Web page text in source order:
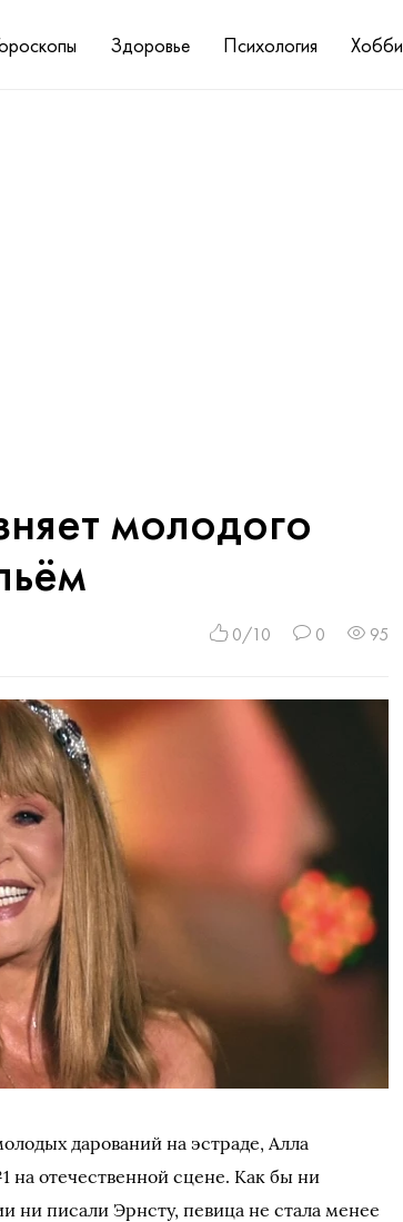
Здоровье Психология Хобби
молодого
0/10 0 95
дарований на эстраде, Алла
на отечественной сцене. Как бы ни
ни писали Эрнсту, певица не стала менее